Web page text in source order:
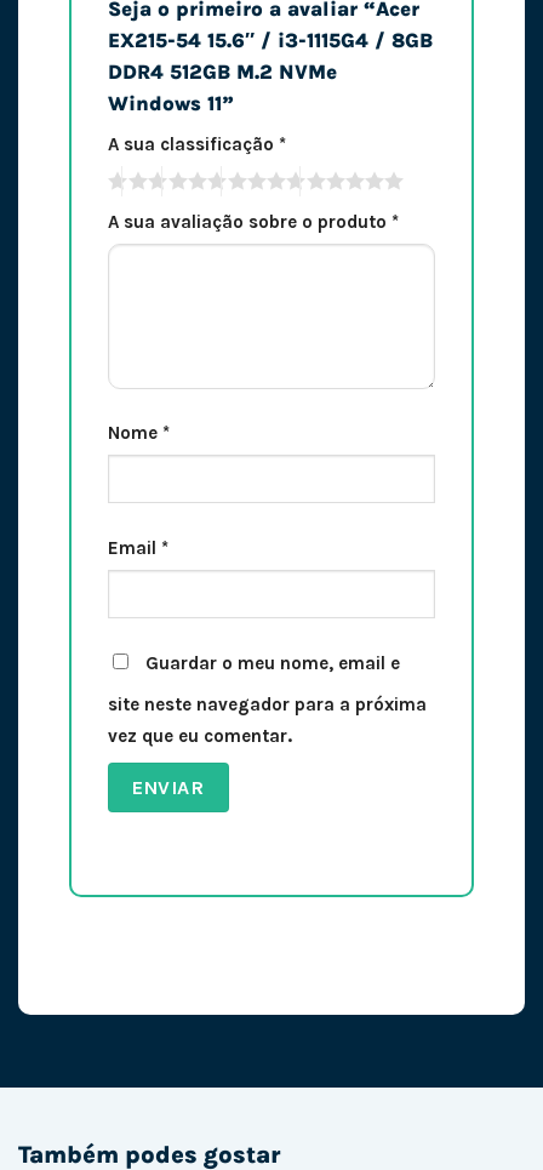
Seja o primeiro a avaliar “Acer
EX215-54 15.6″ / i3-1115G4 / 8GB
DDR4 512GB M.2 NVMe
Windows 11”
A sua classificação *
A sua avaliação sobre o produto *
Nome *
Email *
Guardar o meu nome, email e
site neste navegador para a próxima
vez que eu comentar.
Também podes gostar